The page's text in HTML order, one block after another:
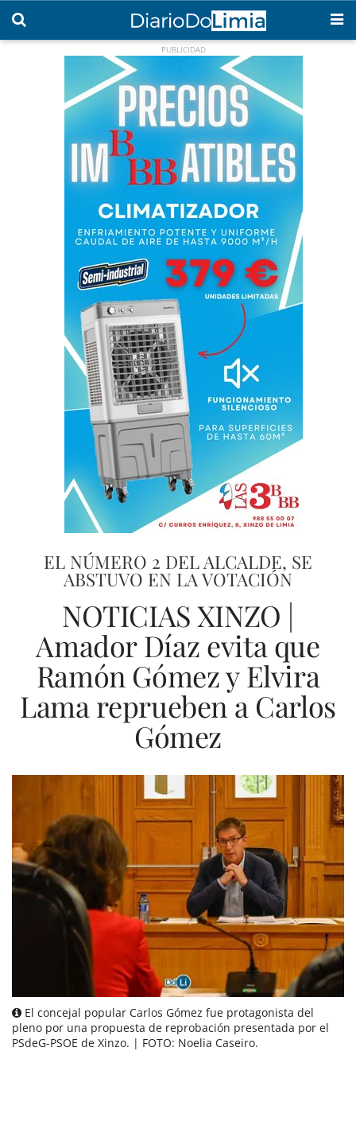
EL NÚMERO 2 DEL ALCALDE, SE
ABSTUVO EN LA VOTACIÓN
NOTICIAS XINZO |
Amador Díaz evita que
Ramón Gómez y Elvira
Lama reprueben a Carlos
Gómez
El concejal popular Carlos Gómez fue protagonista del
pleno por una propuesta de reprobación presentada por el
PSdeG-PSOE de Xinzo. | FOTO: Noelia Caseiro.